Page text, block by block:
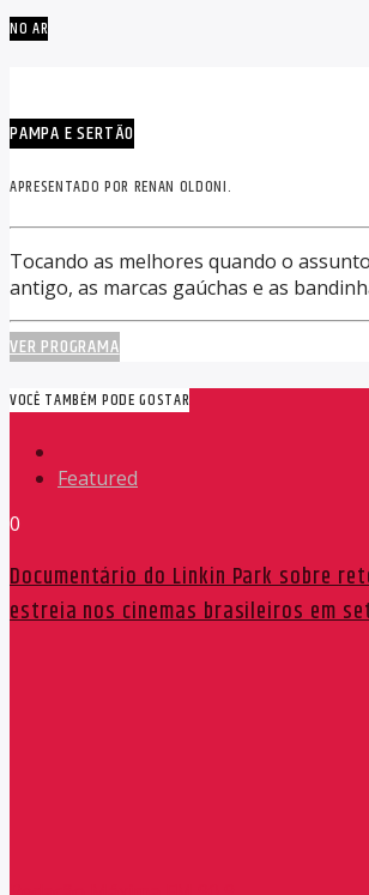
NO AR
PAMPA E SERTÃO
APRESENTADO POR RENAN OLDONI.
Tocando as melhores quando o
antigo, as marcas gaúchas e as
VER PROGRAMA
VOCÊ TAMBÉM PODE GOSTAR
Featured
0
Documentário do Linkin Park sobre
estreia nos cinemas brasileiros em